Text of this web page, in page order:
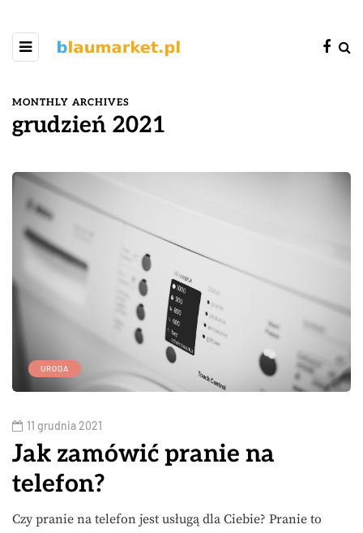
MONTHLY ARCHIVES
grudzień 2021
URODA
11 grudnia 2021
Jak zamówić pranie na
telefon?
Czy pranie na telefon jest usługą dla Ciebie? Pranie to